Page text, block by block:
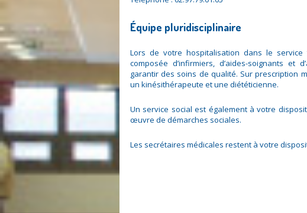
Équipe pluridisciplinaire
Lors de votre hospitalisation dans le
composée d’infirmiers, d’aides-soignants
garantir des soins de qualité. Sur prescription
un kinésithérapeute et une diététicienne.
Un service social est également à votre
œuvre de démarches sociales.
Les secrétaires médicales restent à votre